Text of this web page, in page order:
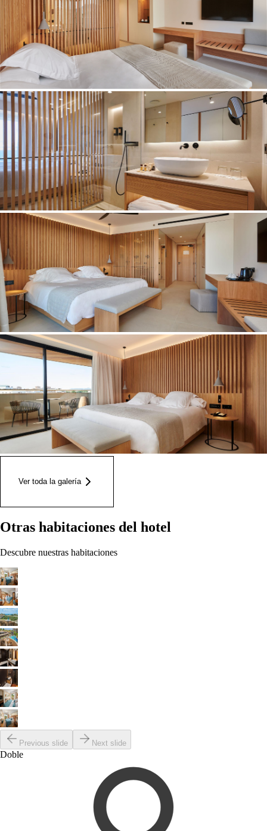
Ver toda la galería
Otras habitaciones del hotel
Descubre nuestras habitaciones
Previous slide Next slide
Doble